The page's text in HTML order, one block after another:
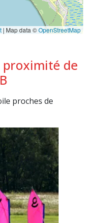
| Map data ©OpenStreetMap
proximité de
proches de